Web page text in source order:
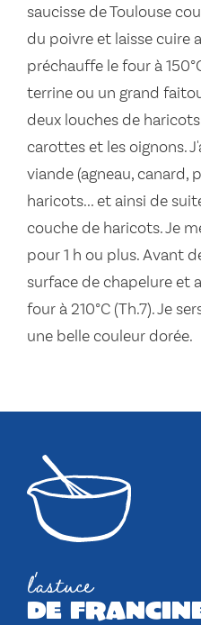
saucisse de Toulouse
du poivre et laisse cuire
préchauffe le four à
terrine ou un grand
deux louches de
carottes et les oignons.
viande (agneau, canard,
haricots... et ainsi de
couche de haricots. Je
pour 1 h ou plus. Avant
surface de chapelure et
four à 210°C (Th.7). Je
une belle couleur dorée.
l'astuce
de